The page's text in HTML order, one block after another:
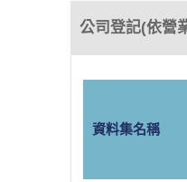
公司登記(依營
資料集名稱